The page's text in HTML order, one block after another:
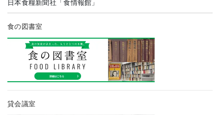
日本食糧新聞社「食情報館」
食の図書室
貸会議室